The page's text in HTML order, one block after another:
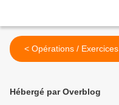
< Opérations / Exercices
Hébergé par Overblog